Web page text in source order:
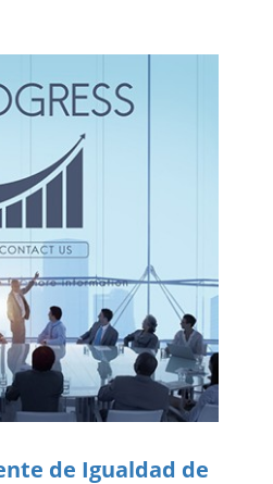
de Igualdad de